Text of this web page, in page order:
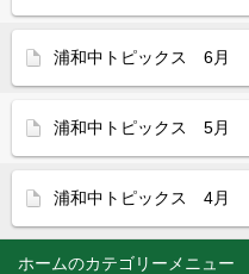
ホーム
浦和中トピックス 6月
浦和中トピックス 5月
浦和中トピックス 4月